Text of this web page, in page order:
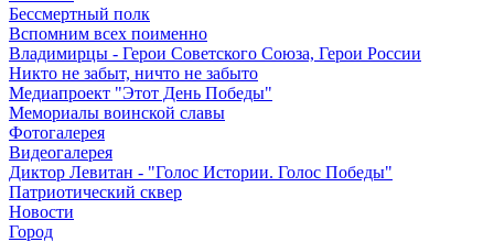
Бессмертный полк
Вспомним всех поименно
Владимирцы - Герои Советского Союза, Герои России
Никто не забыт, ничто не забыто
Медиапроект "Этот День Победы"
Мемориалы воинской славы
Фотогалерея
Видеогалерея
Диктор Левитан - "Голос Истории. Голос Победы"
Патриотический сквер
Новости
Город